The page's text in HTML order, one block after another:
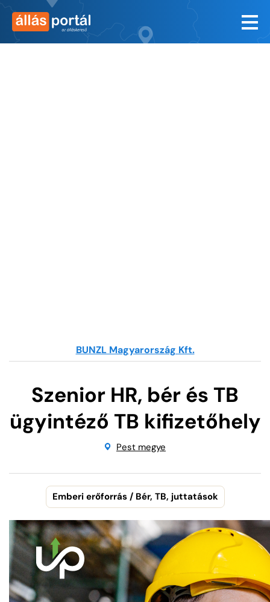
BUNZL Magyarország Kft.
Szenior HR, bér és TB
ügyintéző TB kifizetőhely
Pest megye
Emberi erőforrás / Bér, TB, juttatások